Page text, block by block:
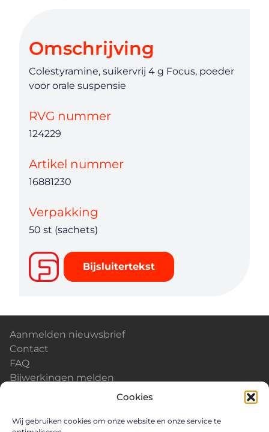
Cookies
Wij gebruiken cookies om onze website en onze service te
Omschrijving
Colestyramine, suikervrij 4 g Focus, poeder
voor orale suspensie
RVG nummer
124229
Artikel nummer
16881230
Verpakking
50 st (sachets)
Bijsluitertekst
Aanmelden nieuwsbrief
Contact
FAQ
Bijwerkingen melden
Careers